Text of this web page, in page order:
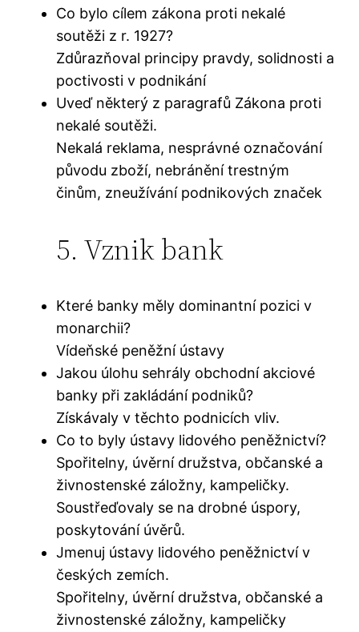
Co bylo cílem zákona proti nekalé
soutěži z r. 1927?
Zdůrazňoval principy pravdy, solidnosti a
poctivosti v podnikání
Uveď některý z paragrafů Zákona proti
nekalé soutěži.
Nekalá reklama, nesprávné označování
původu zboží, nebránění trestným
činům, zneužívání podnikových značek
5. Vznik bank
Které banky měly dominantní pozici v
monarchii?
Vídeňské peněžní ústavy
Jakou úlohu sehrály obchodní akciové
banky při zakládání podniků?
Získávaly v těchto podnicích vliv.
Co to byly ústavy lidového peněžnictví?
Spořitelny, úvěrní družstva, občanské a
živnostenské záložny, kampeličky.
Soustřeďovaly se na drobné úspory,
poskytování úvěrů.
Jmenuj ústavy lidového peněžnictví v
českých zemích.
Spořitelny, úvěrní družstva, občanské a
živnostenské záložny, kampeličky